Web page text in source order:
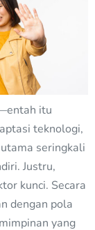
itu
teknologi,
seringkali
Justru,
kunci. Secara
dengan pola
yang